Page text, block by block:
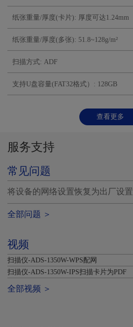
更多功能
纸张重量/厚度(卡片): 厚度可达1.24mm
纸张重量/厚度(多张): 51.8~128g/m²
扫描方式: ADF
支持U盘容量(FAT32格式）: 128GB
查看更多
服务支持
常见问题
将设备的网络设置恢复为出厂设置
全部问题 ＞
视频
扫描仪-ADS-1350W-WPS配网
扫描仪-ADS-1350W-IPS扫描卡片为PDF
全部视频 ＞